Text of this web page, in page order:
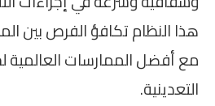
هذا النظام تكافؤ الفرص بين
مع أفضل الممارسات العالمية
التعدينية.